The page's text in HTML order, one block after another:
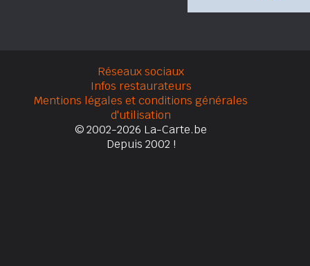
Réseaux sociaux
Infos restaurateurs
Mentions légales et conditions générales
d'utilisation
© 2002-2026 La-Carte.be
Depuis 2002 !